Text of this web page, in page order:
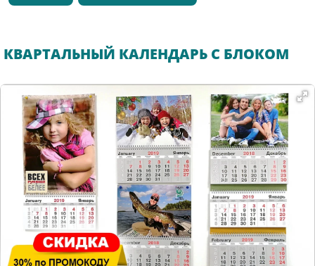
КВАРТАЛЬНЫЙ КАЛЕНДАРЬ С БЛОКОМ